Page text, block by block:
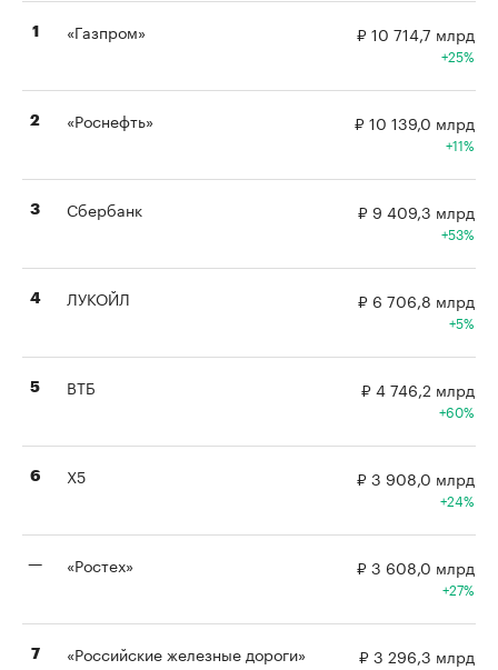
1 «Газпром» ₽ 10 714,7 млрд
25%
2 «Роснефть» ₽ 10 139,0 млрд
11%
3 Сбербанк ₽ 9 409,3 млрд
53%
4 ЛУКОЙЛ ₽ 6 706,8 млрд
5%
5 ВТБ ₽ 4 746,2 млрд
60%
6 X5 ₽ 3 908,0 млрд
24%
— «Ростех» ₽ 3 608,0 млрд
27%
7 «Российские железные дороги» ₽ 3 296,3 млрд